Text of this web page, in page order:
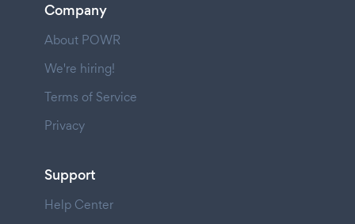
Company
About POWR
We're hiring!
Terms of Service
Privacy
Support
Help Center